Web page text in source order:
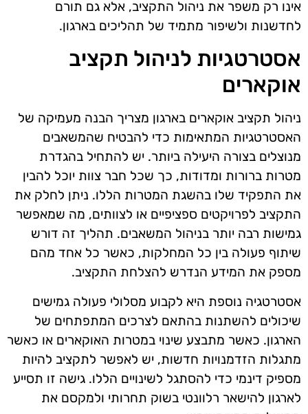
אינו רק משפר את ניהול התקציב, אלא גם תורם
לחדשנות ולשיפור מתמיד של תהליכים בארגון.
אסטרטגיות לניהול תקציב
אוקארים
ניהול תקציב אוקארים בארגון מצריך הבנה מעמיקה של
האסטרטגיות המתאימות כדי להבטיח שהמשאבים
מנוצלים בצורה היעילה ביותר. יש להתחיל בהגדרת
מטרות ברורות ומדודות, כך שכל חבר צוות יוכל להבין
את התפקיד שלו בהשגת המטרות הללו. ניתן לחלק את
התקציב לפרויקטים ספציפיים או לצוותים, מה שמאפשר
גמישות רבה יותר בניהול המשאבים. תהליך זה דורש
שיתוף פעולה בין כל המחלקות, כאשר כל אחד מהם
מספק את המידע הנדרש להצלחת התקציב.
אסטרטגיה נוספת היא לקבוע מסלולי פעולה גמישים
שיכולים להשתנות בהתאם לצרכים המתפתחים של
הארגון. כאשר מתבצע שינוי במטרות האוקארים או כאשר
מתגלות הזדמנויות חדשות, יש לאפשר לתקציב להיות
מספיק דינמי כדי להסתגל לשינויים הללו. גישה זו תסייע
לארגון להישאר רלוונטי בשוק תחרותי ולמקסם את